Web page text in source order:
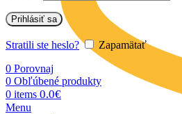
Prihlásiť sa
Stratili ste heslo?
Zapamätať
0 Porovnaj
0 Obľúbené produkty
0 items 0.0€
Menu